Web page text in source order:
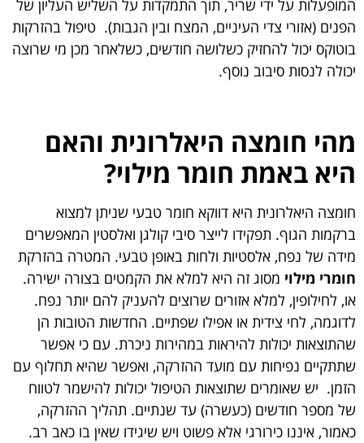
המופעלות על ידי שריר, תוך התמקדות על השליש העליון של
הפנים (אזורי צדי העיניים, המצח ובין הגבות). טיפול בהזרקות
בוטוקס יכול להחזיק כשלושה חודשים, כשלאחר מכן מי שרוצה
יכולה לנסות סיבוב נוסף.
מהי חומצה היאלרונית והאם
היא באמת חומר מילוי?
חומצה היאלרונית היא דווקא חומר טבעי שניתן למצוא
ברקמות הגוף. תפקידו לייצר סיבי קולגן ואלסטין המאפשרים
מידה של נפח, אלסטיות ולחות באופן טבעי. המטרה בהזרקת
חומרי מילוי מסוג זה היא למלא את הקמטים בצורה ישירה.
או, לחילופין, למלא אזורים שרוצים להעניק להם יותר נפח.
לדוגמה, לחי צידית או אפילו שפתיים. החדשות הטובות הן
שהתוצאות יכולות להיראות במהירות ניכרת. עם כי אפשר
שתתקיים נפיחות עם מועד ההזרקה, ואפשר שהיא תחלוף עם
הזמן. יש שאומרים שתוצאות הטיפול יכולות להישמר לטווח
של מספר חודשים (כעשרה) עד שנתיים. תהליך ההזרקה,
כאמור, איננו כירורגי אלא פשוט ויש שיגידו שאין בו כאב רב.